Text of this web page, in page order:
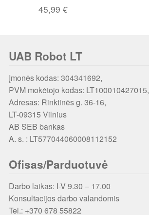
45,99€
UAB Robot LT
Įmonės kodas: 304341692,
PVM mokėtojo kodas: LT100010427015,
Adresas: Rinktinės g. 36-16,
LT-09315 Vilnius
AB SEB bankas
A. s. : LT577044060008112152
Ofisas/Parduotuvė
Darbo laikas: I-V 9.30 – 17.00
Konsultacijos darbo valandomis
Tel.: +370 678 55822